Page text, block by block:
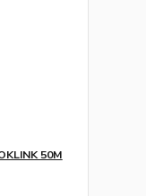
50M